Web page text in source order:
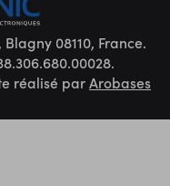
08110, France.
réalisé parArobases